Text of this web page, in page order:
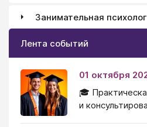
Занимательная
Лента событий
01 октября
🎓
и